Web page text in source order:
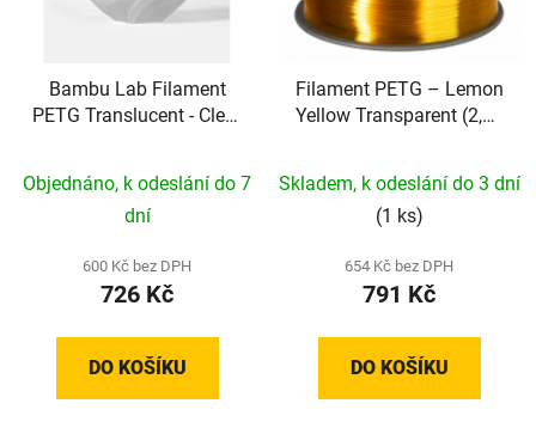
Bambu Lab Filament
PETG Translucent - Clear
Objednáno, k odeslání do 7
dní
600 Kč bez DPH
726 Kč
DO KOŠÍKU
Filament PETG – Lemon
Yellow Transparent (2,85
Skladem, k odeslání do 3 dní
(1 ks)
654 Kč bez DPH
791 Kč
DO KOŠÍKU